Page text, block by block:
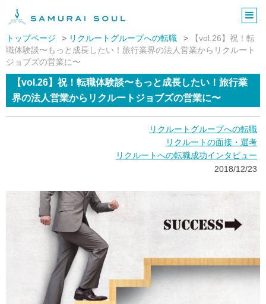
トップページ リクルートグループへの転職
【vol.26】祝！転
職体験談〜もっと成長したい！旅行業界の法人営業からリクルート
ジョブズの営業に〜
【vol.26】祝！転職体験談〜もっと成長したい！旅行業
界の法人営業からリクルートジョブズの営業に〜
リクルートグループへの転職
リクルートの面接・選考
リクルートへの転職成功インタビュー
2018/12/23